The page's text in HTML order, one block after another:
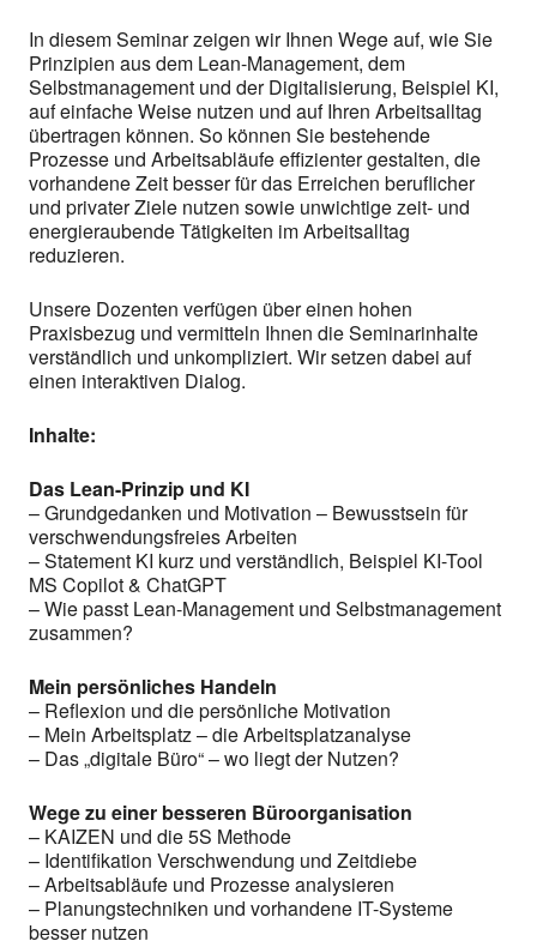
In diesem Seminar zeigen wir Ihnen Wege auf, wie Sie
Prinzipien aus dem Lean-Management, dem
Selbstmanagement und der Digitalisierung, Beispiel KI,
auf einfache Weise nutzen und auf Ihren Arbeitsalltag
übertragen können. So können Sie bestehende
Prozesse und Arbeitsabläufe effizienter gestalten, die
vorhandene Zeit besser für das Erreichen beruflicher
und privater Ziele nutzen sowie unwichtige zeit- und
energieraubende Tätigkeiten im Arbeitsalltag
reduzieren.
Unsere Dozenten verfügen über einen hohen
Praxisbezug und vermitteln Ihnen die Seminarinhalte
verständlich und unkompliziert. Wir setzen dabei auf
einen interaktiven Dialog.
Inhalte:
Das Lean-Prinzip und KI
– Grundgedanken und Motivation – Bewusstsein für
verschwendungsfreies Arbeiten
– Statement KI kurz und verständlich, Beispiel KI-Tool
MS Copilot & ChatGPT
– Wie passt Lean-Management und Selbstmanagement
zusammen?
Mein persönliches Handeln
– Reflexion und die persönliche Motivation
– Mein Arbeitsplatz – die Arbeitsplatzanalyse
– Das „digitale Büro“ – wo liegt der Nutzen?
Wege zu einer besseren Büroorganisation
– KAIZEN und die 5S Methode
– Identifikation Verschwendung und Zeitdiebe
– Arbeitsabläufe und Prozesse analysieren
– Planungstechniken und vorhandene IT-Systeme
besser nutzen